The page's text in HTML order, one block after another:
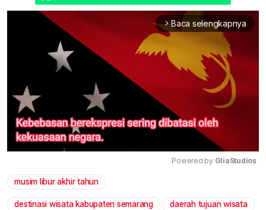
arrow_forward_ios Baca selengkapnya
Powered by GliaStudios
musim libur akhir tahun
destinasi wisata kabupaten semarang daerah tujuan wisata